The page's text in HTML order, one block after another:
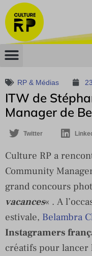
RP & Médias
ITW de
Manager de
Twitter
Culture RP a
Community
grand concours
vacances« . A
estivale, Belambra
Instagramers
créatifs pour